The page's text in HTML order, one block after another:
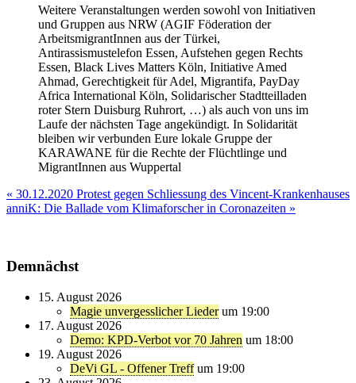
Weitere Veranstaltungen werden sowohl von Initiativen
und Gruppen aus NRW (AGIF Föderation der
ArbeitsmigrantInnen aus der Türkei,
Antirassismustelefon Essen, Aufstehen gegen Rechts
Essen, Black Lives Matters Köln, Initiative Amed
Ahmad, Gerechtigkeit für Adel, Migrantifa, PayDay
Africa International Köln, Solidarischer Stadtteilladen
roter Stern Duisburg Ruhrort, …) als auch von uns im
Laufe der nächsten Tage angekündigt. In Solidarität
bleiben wir verbunden Eure lokale Gruppe der
KARAWANE für die Rechte der Flüchtlinge und
MigrantInnen aus Wuppertal
Beitragsnavigation
« 30.12.2020 Protest gegen Schliessung des Vincent-Krankenhauses
anniK: Die Ballade vom Klimaforscher in Coronazeiten »
Demnächst
15. August 2026
Magie unvergesslicher Lieder um 19:00
17. August 2026
Demo: KPD-Verbot vor 70 Jahren um 18:00
19. August 2026
DeVi GL - Offener Treff um 19:00